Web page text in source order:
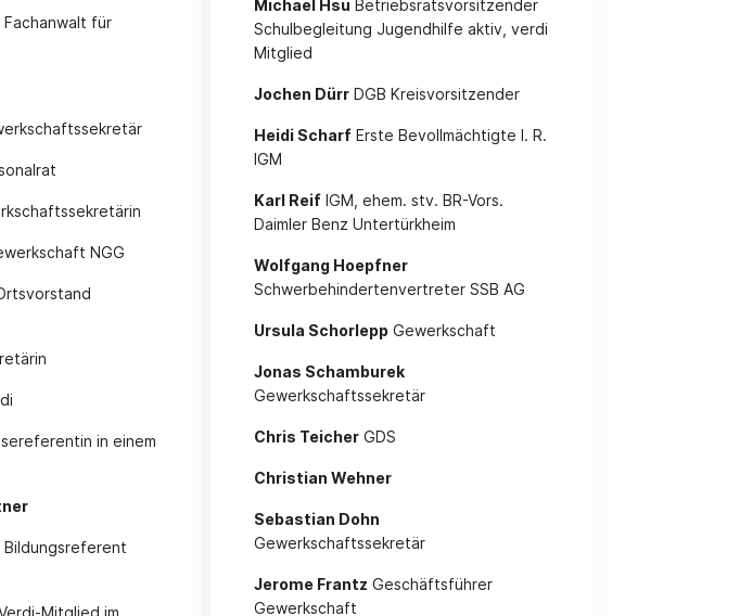
Fachanwalt für
NGG
in einem
Bildungsreferent
Mitglied im
Michael Hsu Betriebsratsvorsitzender
Schulbegleitung Jugendhilfe aktiv, verdi
Mitglied
Jochen Dürr DGB Kreisvorsitzender
Heidi Scharf Erste Bevollmächtigte I. R.
IGM
Karl Reif IGM, ehem. stv. BR-Vors.
Daimler Benz Untertürkheim
Wolfgang Hoepfner
Schwerbehindertenvertreter SSB AG
Ursula Schorlepp Gewerkschaft
Jonas Schamburek
Gewerkschaftssekretär
Chris Teicher GDS
Christian Wehner
Sebastian Dohn
Gewerkschaftssekretär
Jerome Frantz Geschäftsführer
Gewerkschaft